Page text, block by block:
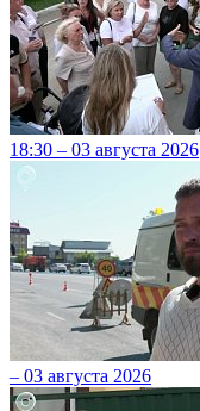
18:30 – 03 августа 2026
– 03 августа 2026